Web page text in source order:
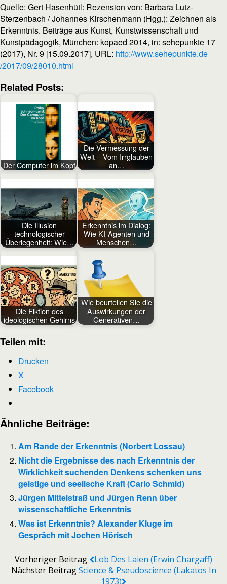
Quelle: Gert Hasenhütl: Rezension von: Barbara Lutz-
Sterzenbach / Johannes Kirschenmann (Hgg.): Zeichnen als
Erkenntnis. Beiträge aus Kunst, Kunstwissenschaft und
Kunstpädagogik, München: kopaed 2014, in: sehepunkte 17
(2017), Nr. 9 [15.09.2017], URL: http://www.sehepunkte.de
/2017/09/28010.html
Related Posts:
Der Computer im Kopf
Die Vermessung der
Welt – Vom Irrglauben
an…
Die Illusion
technologischer
Überlegenheit: Wie…
Erkenntnis im Dialog:
Wie KI-Agenten und
Menschen…
Die Fiktion des
ideologischen Gehirns
Wie beurteilen Sie die
Auswirkungen der
Generativen…
Teilen mit:
Drucken
X
Facebook
Ähnliche Beiträge:
Am Rande der Erkenntnis (Norbert Lossau)
Nicht die Ergebnisse des nach Erkenntnis der
Wirklichkeit suchenden Denkens schenken uns
geistige und seelische Kraft (Carlo Schmid)
Jürgen Mittelstraß und Jürgen Renn über
wissenschaftliche Erkenntnis
Was ist Erkenntnis? Alexander Kluge im
Gespräch mit Jochen Hörisch
Vorheriger Beitrag
Lob Des Laien (Erwin Chargaff)
Nächster BeitragScience & Pseudoscience (Lakatos In
1973)